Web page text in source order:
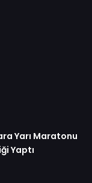
Yarı Maratonu
Yaptı